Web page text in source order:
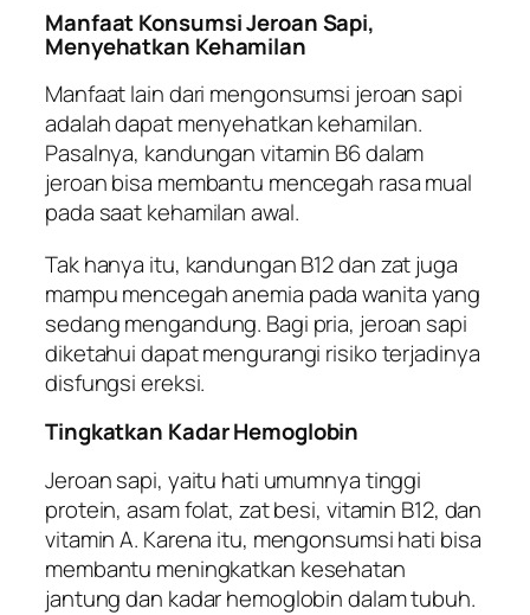
Manfaat Konsumsi Jeroan Sapi,
Menyehatkan Kehamilan
Manfaat lain dari mengonsumsi jeroan sapi
adalah dapat menyehatkan kehamilan.
Pasalnya, kandungan vitamin B6 dalam
jeroan bisa membantu mencegah rasa mual
pada saat kehamilan awal.
Tak hanya itu, kandungan B12 dan zat juga
mampu mencegah anemia pada wanita yang
sedang mengandung. Bagi pria, jeroan sapi
diketahui dapat mengurangi risiko terjadinya
disfungsi ereksi.
Tingkatkan Kadar Hemoglobin
Jeroan sapi, yaitu hati umumnya tinggi
protein, asam folat, zat besi, vitamin B12, dan
vitamin A. Karena itu, mengonsumsi hati bisa
membantu meningkatkan kesehatan
jantung dan kadar hemoglobin dalam tubuh.